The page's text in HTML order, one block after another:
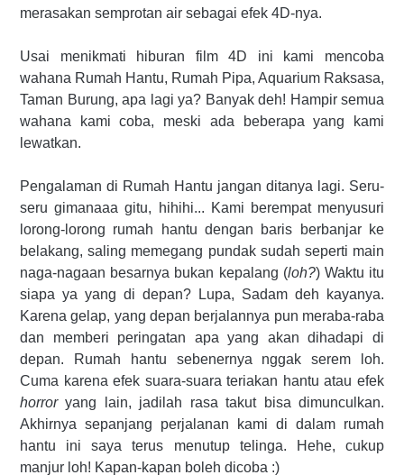
merasakan semprotan air sebagai efek 4D-nya.
Usai menikmati hiburan film 4D ini kami mencoba
wahana Rumah Hantu, Rumah Pipa, Aquarium Raksasa,
Taman Burung, apa lagi ya? Banyak deh! Hampir semua
wahana kami coba, meski ada beberapa yang kami
lewatkan.
Pengalaman di Rumah Hantu jangan ditanya lagi. Seru-
seru gimanaaa gitu, hihihi... Kami berempat menyusuri
lorong-lorong rumah hantu dengan baris berbanjar ke
belakang, saling memegang pundak sudah seperti main
naga-nagaan besarnya bukan kepalang (loh?) Waktu itu
siapa ya yang di depan? Lupa, Sadam deh kayanya.
Karena gelap, yang depan berjalannya pun meraba-raba
dan memberi peringatan apa yang akan dihadapi di
depan. Rumah hantu sebenernya nggak serem loh.
Cuma karena efek suara-suara teriakan hantu atau efek
horroryang lain, jadilah rasa takut bisa dimunculkan.
Akhirnya sepanjang perjalanan kami di dalam rumah
hantu ini saya terus menutup telinga. Hehe, cukup
manjur loh! Kapan-kapan boleh dicoba :)